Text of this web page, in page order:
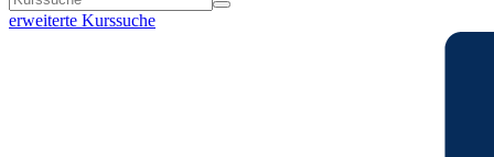
erweiterte Kurssuche